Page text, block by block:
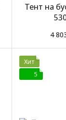
Тент на
4
Хит
5